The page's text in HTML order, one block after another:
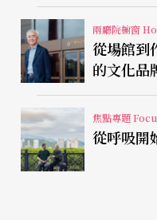
兩廳院櫥窗
從場館到
的文化品
焦點專題
從呼吸開